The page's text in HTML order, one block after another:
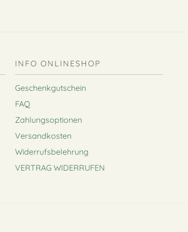
INFO ONLINESHOP
Geschenkgutschein
FAQ
Zahlungsoptionen
Versandkosten
Widerrufsbelehrung
VERTRAG WIDERRUFEN